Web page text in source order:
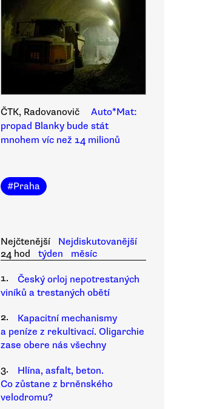
ČTK, Radovanovič
Auto*Mat:
propad Blanky bude stát
mnohem víc než 14 milionů
#Praha
Nejčtenější
Nejdiskutovanější
24 hod
týden
měsíc
1.
Český orloj nepotrestaných
viníků a trestaných obětí
2.
Kapacitní mechanismy
a peníze z rekultivací. Oligarchie
zase obere nás všechny
3.
Hlína, asfalt, beton.
Co zůstane z brněnského
velodromu?